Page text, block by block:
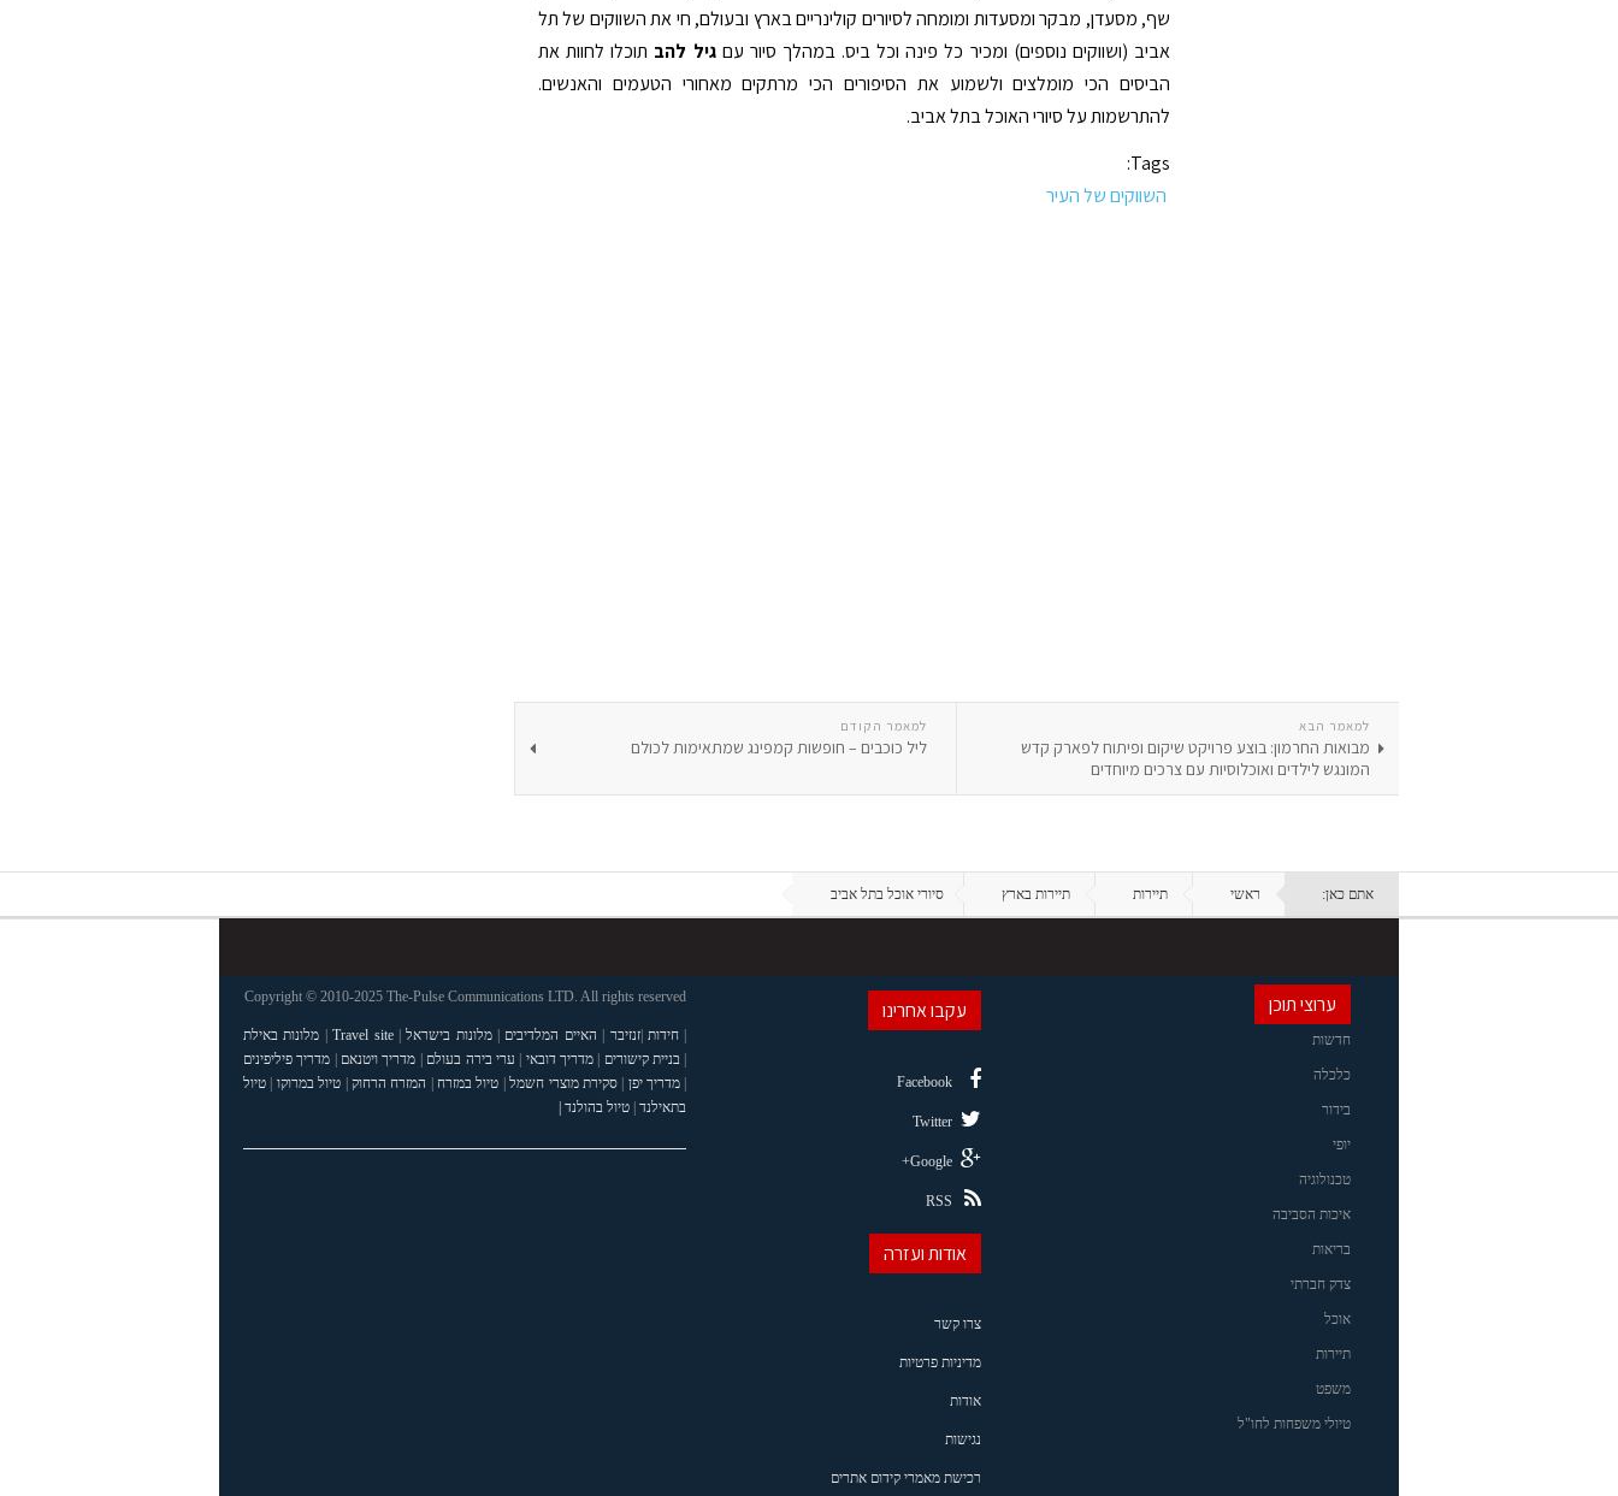
שף, מסעדן, מבקר ומסעדות ומומחה לסיורים קולינריים בארץ ובעולם, חי את השווקים של תל
אביב (ושווקים נוספים) ומכיר כל פינה וכל ביס. במהלך סיור עםגיל להב תוכלו לחוות את
הביסים הכי מומלצים ולשמוע את הסיפורים הכי מרתקים מאחורי הטעמים והאנשים.
להתרשמות על סיורי האוכל בתל אביב.
Tags:
השווקים של העיר
למאמר הקודם
ליל כוכבים – חופשות קמפינג שמתאימות לכולם
למאמר הבא
מבואות החרמון: בוצע פרויקט שיקום ופיתוח לפארק קדש
המונגש לילדים ואוכלוסיות עם צרכים מיוחדים
אתם כאן: ראשי תיירות תיירות בארץ סיורי אוכל בתל אביב
ערוצי תוכן
חדשות
כלכלה
בידור
יופי
טכנולוגיה
איכות הסביבה
בריאות
צדק חברתי
אוכל
תיירות
משפט
טיולי משפחות לחו"ל
עקבו אחרינו
Facebook
Twitter
Google+
RSS
אודות ועזרה
צרו קשר
מדיניות פרטיות
אודות
נגישות
רכישת מאמרי קידום אתרים
Copyright © 2010-2025 The-Pulse Communications LTD. All rights reserved
| חידות |זנזיבר | האיים המלדיבים |מלונות בישראל|
Travel site
| מלונות באילת
| בניית קישורים |מדריך דובאי | ערי בירה בעולם | מדריך ויטנאם | מדריך פיליפינים
| מדריך יפן |סקירת מוצרי חשמל| טיול במזרח | המזרח הרחוק | טיול במרוקו | טיול
בתאילנד| טיול בהולנד |